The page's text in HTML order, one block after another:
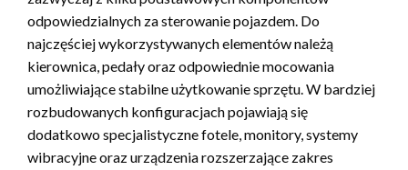
odpowiedzialnych za sterowanie pojazdem. Do
najczęściej wykorzystywanych elementów należą
kierownica, pedały oraz odpowiednie mocowania
umożliwiające stabilne użytkowanie sprzętu. W bardziej
rozbudowanych konfiguracjach pojawiają się
dodatkowo specjalistyczne fotele, monitory, systemy
wibracyjne oraz urządzenia rozszerzające zakres